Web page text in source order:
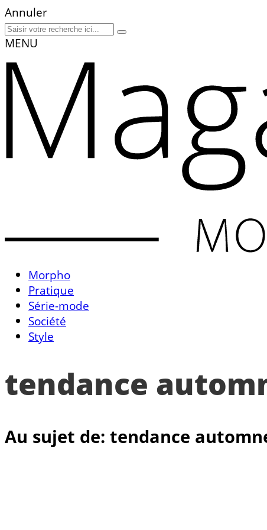
Annuler
MENU
Morpho
Pratique
Série-mode
Société
Style
tendance
Au sujet de: tendance